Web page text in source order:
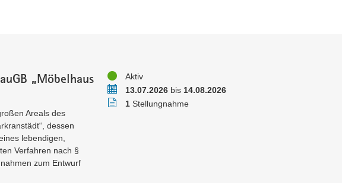
„Möbelhaus
Areals des
dessen
lebendigen,
Verfahren nach §
zum Entwurf
StatusAktiv
Zeitraum13.07.2026 bis 14.08.2026
Stellungnahmen
1 Stellungnahme